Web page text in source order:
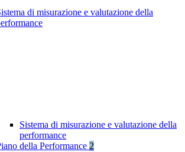
di misurazione e valutazione della
Sistema di misurazione e valutazione della
performance
della Performance 2